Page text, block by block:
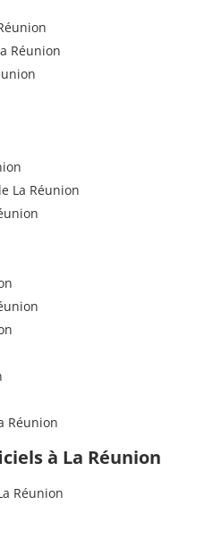
Réunion
La Réunion
Réunion
à La Réunion
Réunion